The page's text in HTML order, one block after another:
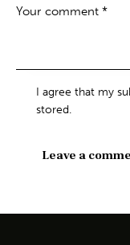
I agree that my
stored.